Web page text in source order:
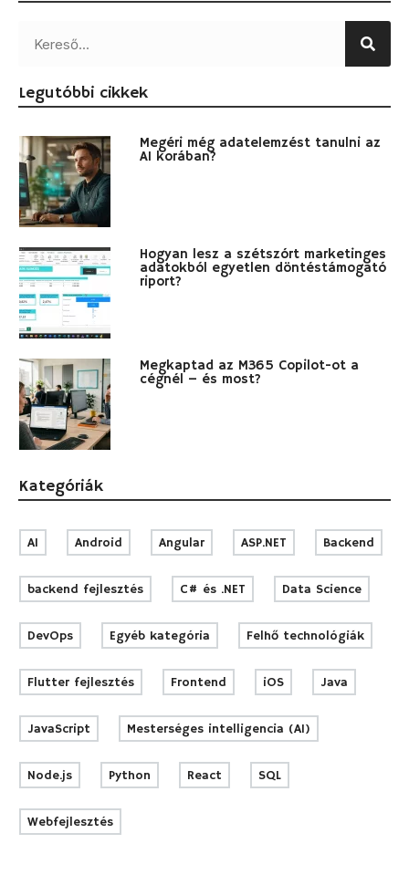
Legutóbbi cikkek
Megéri még adatelemzést tanulni az
AI korában?
Hogyan lesz a szétszórt marketinges
adatokból egyetlen döntéstámogató
riport?
Megkaptad az M365 Copilot-ot a
cégnél – és most?
Kategóriák
AI Android Angular ASP.NET Backend
backend fejlesztés C# és .NET Data Science
DevOps Egyéb kategória Felhő technológiák
Flutter fejlesztés Frontend iOS Java
JavaScript Mesterséges intelligencia (AI)
Node.js Python React SQL
Webfejlesztés